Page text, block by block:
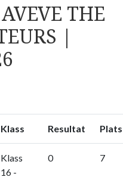
THE
|
Klass Resultat Plats
Klass
16 -
0 7